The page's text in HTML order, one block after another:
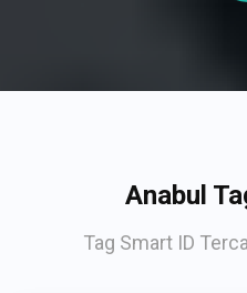
Anabul
Tag Smart ID